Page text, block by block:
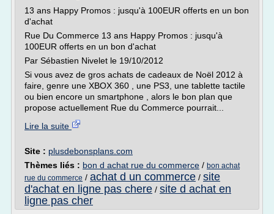
13 ans Happy Promos : jusqu'à 100EUR offerts en un bon
d'achat
Rue Du Commerce 13 ans Happy Promos : jusqu'à
100EUR offerts en un bon d'achat
Par Sébastien Nivelet le 19/10/2012
Si vous avez de gros achats de cadeaux de Noël 2012 à
faire, genre une XBOX 360 , une PS3, une tablette tactile
ou bien encore un smartphone , alors le bon plan que
propose actuellement Rue du Commerce pourrait...
Lire la suite
Site : plusdebonsplans.com
Thèmes liés : bon d achat rue du commerce / bon achat
rue du commerce / achat d un commerce / site
d'achat en ligne pas chere / site d achat en
ligne pas cher